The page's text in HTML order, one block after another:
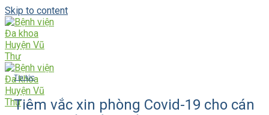
Skip to content
Tin tức
Tiêm vắc xin phòng Covid-19 cho cán